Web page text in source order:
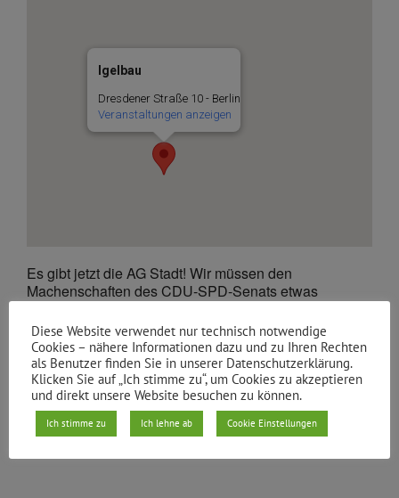
Igelbau
Dresdener Straße 10 - Berlin
Veranstaltungen anzeigen
Es gibt jetzt die AG Stadt! Wir müssen den
Machenschaften des CDU-SPD-Senats etwas
Du hast Lust, mitzudiskutieren? Die Termine und Orte
findest du imTerminkalender.
Kontakt: info@gruene-xhain.de
Vongruene xhain | 14.10.2026
Diese Website verwendet nur technisch notwendige
Cookies – nähere Informationen dazu und zu Ihren Rechten
als Benutzer finden Sie in unserer Datenschutzerklärung.
Klicken Sie auf „Ich stimme zu“, um Cookies zu akzeptieren
und direkt unsere Website besuchen zu können.
Ich stimme zu Ich lehne ab Cookie Einstellungen